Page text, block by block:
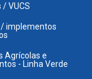
VUCS
implementos
Agrícolas e
- Linha Verde